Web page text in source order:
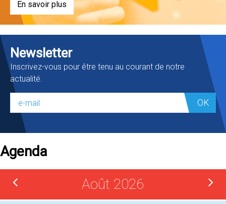
En savoir plus
Newsletter
Inscrivez-vous pour être tenu au courant de notre
actualité.
OK
Agenda
Août 2026